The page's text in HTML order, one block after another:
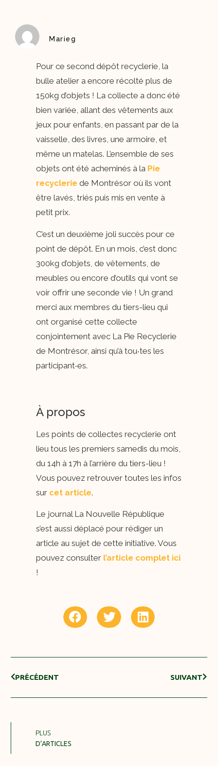
Marieg
Pour ce second dépôt recyclerie, la
bulle atelier a encore récolté plus de
150kg d’objets ! La collecte a donc été
bien variée, allant des vêtements aux
jeux pour enfants, en passant par de la
vaisselle, des livres, une armoire, et
même un matelas. L’ensemble de ses
objets ont été acheminés à la Pie
recyclerie de Montrésor où ils vont
être lavés, triés puis mis en vente à
petit prix.
C’est un deuxième joli succès pour ce
point de dépôt. En un mois, c’est donc
300kg d’objets, de vêtements, de
meubles ou encore d’outils qui vont se
voir offrir une seconde vie ! Un grand
merci aux membres du tiers-lieu qui
ont organisé cette collecte
conjointement avec La Pie Recyclerie
de Montrésor, ainsi qu’à tou‧tes les
participant‧es.
À propos
Les points de collectes recyclerie ont
lieu tous les premiers samedis du mois,
du 14h à 17h à l’arrière du tiers-lieu !
Vous pouvez retrouver toutes les infos
sur cet article.
Le journal La Nouvelle République
s’est aussi déplacé pour rédiger un
article au sujet de cette initiative. Vous
pouvez consulter l’article complet ici
!
PRÉCÉDENT SUIVANT
PLUS
D’ARTICLES